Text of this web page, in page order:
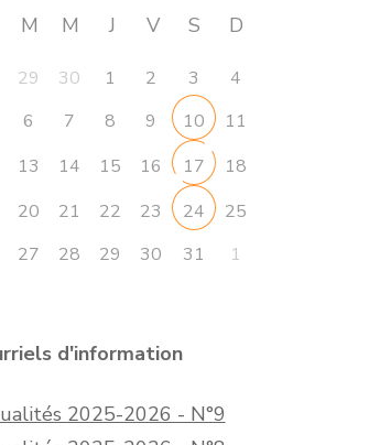
M M J V S D
29 30 1 2 3
4
6 7 8 9 10
11
13 14 15 16 17
18
20 21 22 23 24
25
27 28 29 30 31 1
d'information
2025-2026 - N°9